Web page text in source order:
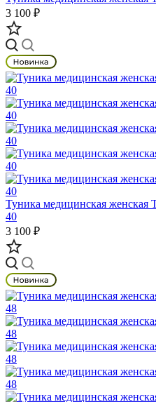
3 100 ₽
Туника медицинская женская
40
3 100 ₽